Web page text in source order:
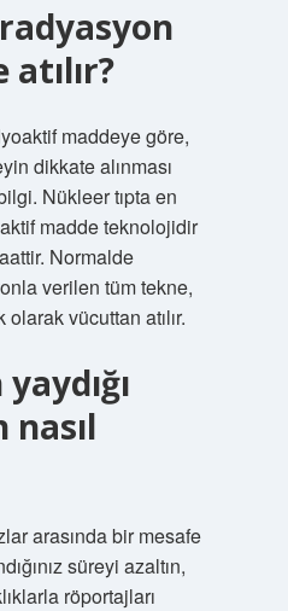
maddeye göre,
dikkate alınması
Nükleer tıpta en
madde teknolojidir
Normalde
verilen tüm tekne,
vücuttan atılır.
nasıl
arasında bir mesafe
süreyi azaltın,
röportajları